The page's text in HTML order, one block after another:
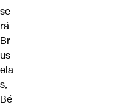
se
rá
Br
us
ela
s,
Bé